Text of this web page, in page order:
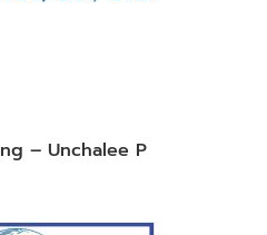
– Unchalee P